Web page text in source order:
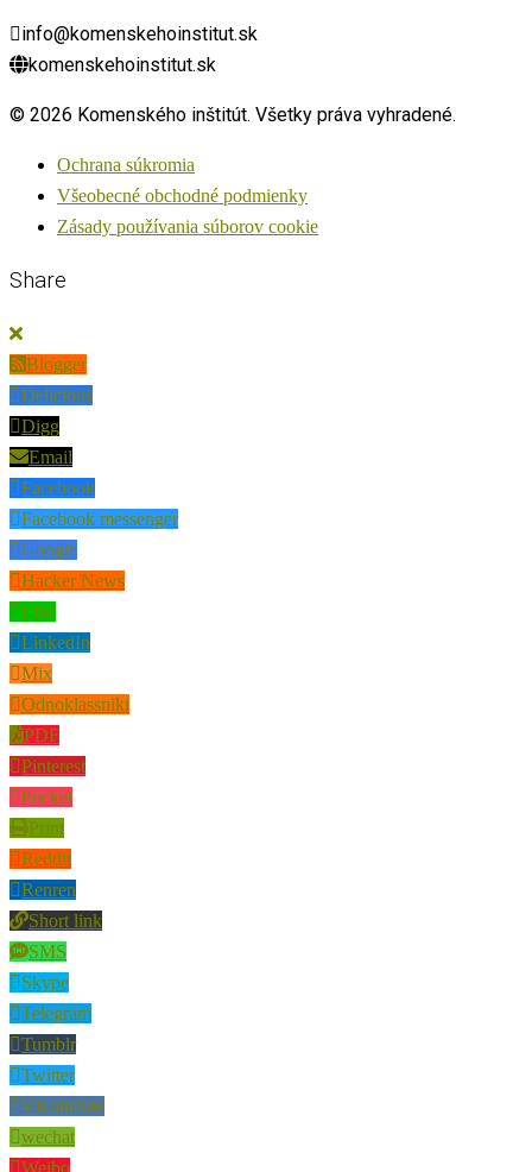
info@komenskehoinstitut.sk
komenskehoinstitut.sk
© 2026 Komenského inštitút. Všetky práva vyhradené.
Ochrana súkromia
Všeobecné obchodné podmienky
Zásady používania súborov cookie
Share
Blogger
Delicious
Digg
Email
Facebook
Facebook messenger
Google
Hacker News
Line
LinkedIn
Mix
Odnoklassniki
PDF
Pinterest
Pocket
Print
Reddit
Renren
Short link
SMS
Skype
Telegram
Tumblr
Twitter
VKontakte
wechat
Weibo